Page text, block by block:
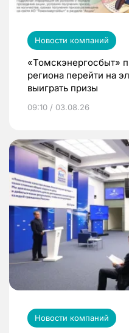
Новости компаний
«Томскэнергосбыт»
региона перейти на
выиграть призы
09:10 / 03.08.26
Новости компаний